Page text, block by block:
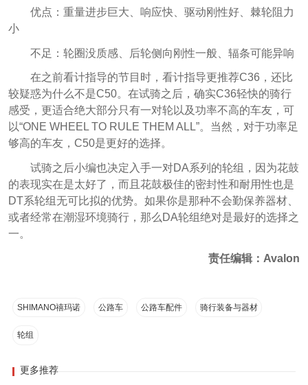
优点：重量进步巨大、响应快、驱动刚性好、棘轮阻力
小
不足：轮圈没质感、后轮侧向刚性一般、辐条可能异响
在之前看计指导的节目时，看计指导更推荐C36，还比
较疑惑为什么不是C50。在试骑之后，确实C36轻快的骑行
感受，更适合绝大部分只有一对轮以及功率不高的车友，可
以“ONE WHEEL TO RULE THEM ALL”。当然，对于功率足
够高的车友，C50是更好的选择。
试骑之后小编也决定入手一对DA系列的轮组，因为花鼓
的表现实在是太好了，而且花鼓极佳的密封性和耐用性也是
DT系轮组无可比拟的优势。如果你是那种不会勤保养器材、
或者经常在潮湿环境骑行，那么DA轮组绝对是最好的选择之
一。
责任编辑：Avalon
SHIMANO禧玛诺 公路车 公路车配件 骑行装备与器材
轮组
更多推荐